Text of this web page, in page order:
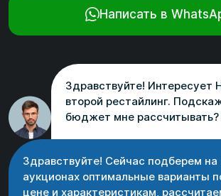
Написать в
Здравствуйте! Интересует
второй рестайлинг.
бюджет мне рассчитывать?
Здравствуйте! Сейчас подберем на
аукционах оптимальные варианты
цене и характеристикам,